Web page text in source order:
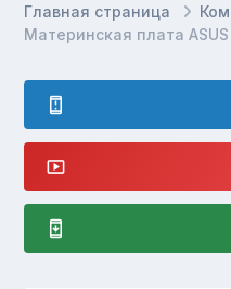
Главная страница
Материнская плата